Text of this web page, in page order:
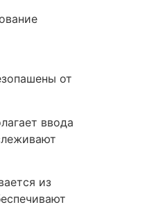
от
ввода
из